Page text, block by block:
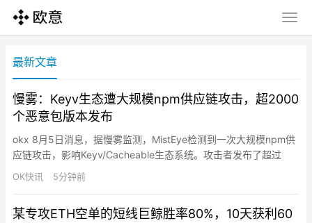
最新文章
慢雾：Keyv生态遭大规模npm供应链攻击，超2000
个恶意包版本发布
okx 8月5日消息，据慢雾监测，MistEye检测到一次大规模npm供
应链攻击，影响Keyv/Cacheable生态系统。攻击者发布了超过
2,000个恶意包版本，包括keyv@6.0.0。Keyv是广泛使用的键值
存储抽象库，支持Redis、SQLite、PostgreSQL、MongoDB等后
法…
OK快讯 5分钟前
某专攻ETH空单的短线巨鲸胜率80%，10天获利60